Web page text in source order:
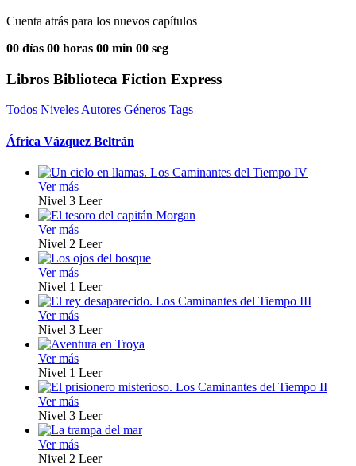
Cuenta atrás para los nuevos capítulos
00 días 00 horas 00 min 00 seg
Libros Biblioteca Fiction Express
Todos NivelesAutores Géneros Tags
África Vázquez Beltrán
Ver más
Nivel 3 Leer
Ver más
Nivel 2 Leer
Ver más
Nivel 1 Leer
Ver más
Nivel 3 Leer
Ver más
Nivel 1 Leer
Ver más
Nivel 3 Leer
Ver más
Nivel 2 Leer